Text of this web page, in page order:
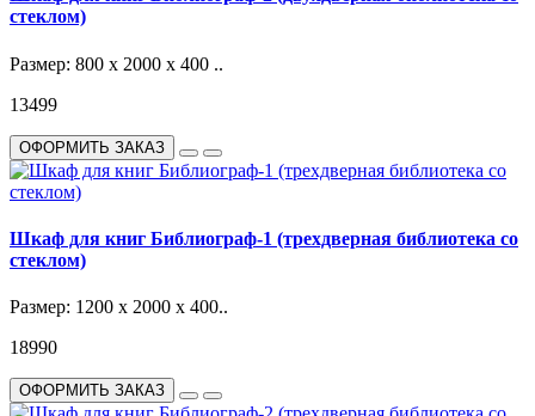
стеклом)
Размер: 800 х 2000 х 400 ..
13499
ОФОРМИТЬ ЗАКАЗ
Шкаф для книг Библиограф-1 (трехдверная библиотека со
стеклом)
Размер: 1200 х 2000 х 400..
18990
ОФОРМИТЬ ЗАКАЗ